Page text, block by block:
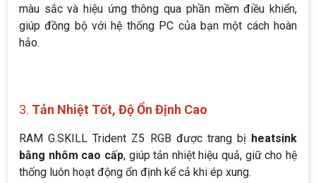
màu sắc và hiệu ứng thông qua phần mềm điều khiển,
giúp đồng bộ với hệ thống PC của bạn một cách hoàn
hảo.
3. Tản Nhiệt Tốt, Độ Ổn Định Cao
RAM G.SKILL Trident Z5 RGB được trang bị heatsink
bằng nhôm cao cấp, giúp tản nhiệt hiệu quả, giữ cho hệ
thống luôn hoạt động ổn định kể cả khi ép xung.